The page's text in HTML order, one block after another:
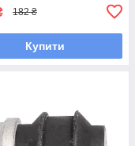
182 ₴
Купити